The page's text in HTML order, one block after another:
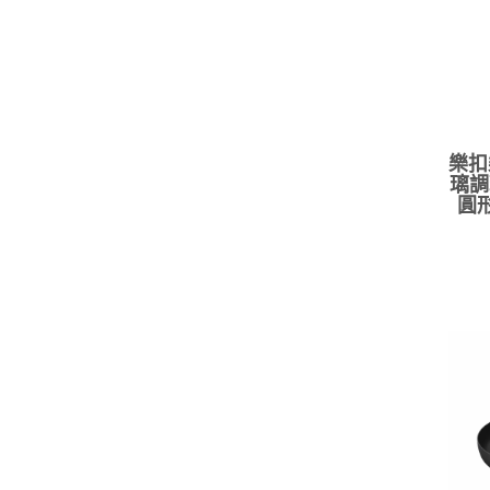
樂
璃
圓